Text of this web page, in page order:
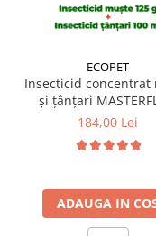
ECOPET
Insecticid concentrat
și țânțari
FOVAL 100ml
184,00 Lei
ADAUGA IN